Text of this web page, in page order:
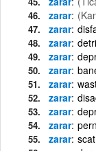
zarar
zarar
zarar
zarar
zarar
zarar
zarar
zarar
zarar
zarar